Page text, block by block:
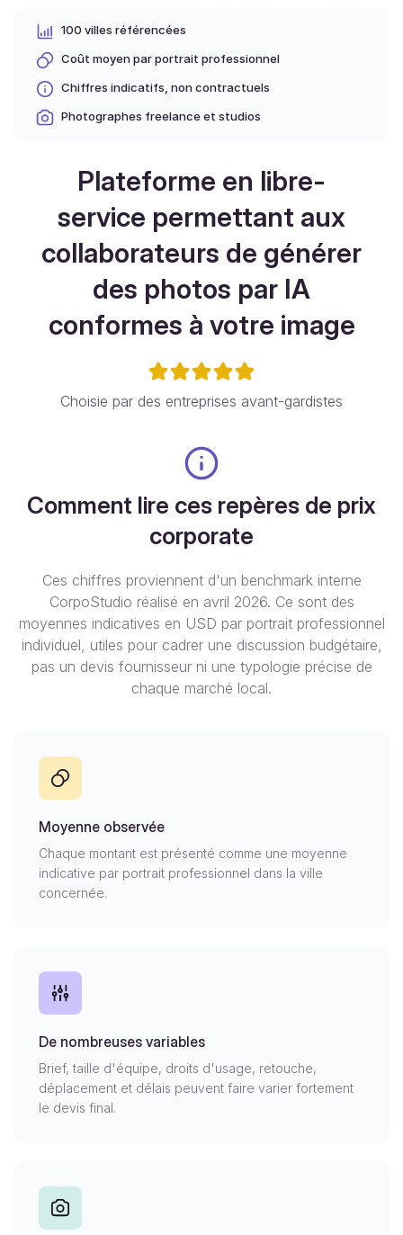
100 villes référencées
Coût moyen par portrait professionnel
Chiffres indicatifs, non contractuels
Photographes freelance et studios
Plateforme en libre-
service permettant aux
collaborateurs de générer
des photos par IA
conformes à votre image
Choisie par des entreprises avant-gardistes
Comment lire ces repères de prix
corporate
Ces chiffres proviennent d'un benchmark interne
CorpoStudio réalisé en avril 2026. Ce sont des
moyennes indicatives en USD par portrait professionnel
individuel, utiles pour cadrer une discussion budgétaire,
pas un devis fournisseur ni une typologie précise de
chaque marché local.
Moyenne observée
Chaque montant est présenté comme une moyenne
indicative par portrait professionnel dans la ville
concernée.
De nombreuses variables
Brief, taille d'équipe, droits d'usage, retouche,
déplacement et délais peuvent faire varier fortement
le devis final.